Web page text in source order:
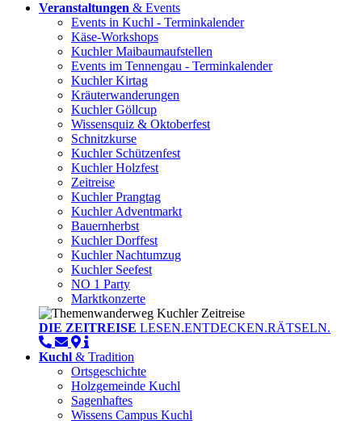
Veranstaltungen & Events
Events in Kuchl - Terminkalender
Käse-Workshops
Kuchler Maibaumaufstellen
Events im Tennengau - Terminkalender
Kuchler Kirtag
Kräuterwanderungen
Kuchler Göllcup
Wissensquiz & Oktoberfest
Schnitzkurse
Kuchler Schützenfest
Kuchler Holzfest
Zeitreise
Kuchler Prangtag
Kuchler Adventmarkt
Bauernherbst
Kuchler Dorffest
Kuchler Nachtumzug
Kuchler Seefest
NO 1 Party
Marktkonzerte
DIE ZEITREISE LESEN.ENTDECKEN.RÄTSELN.
Kuchl & Tradition
Ortsgeschichte
Holzgemeinde Kuchl
Sagenhaftes
Wissens Campus Kuchl